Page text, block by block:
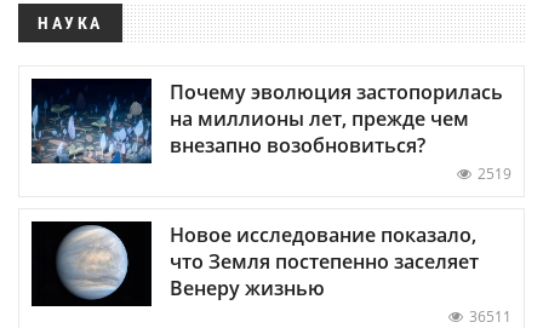
НАУКА
Почему эволюция застопорилась
на миллионы лет, прежде чем
внезапно возобновиться?
2519
Новое исследование показало,
что Земля постепенно заселяет
Венеру жизнью
36511